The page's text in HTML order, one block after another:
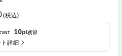
(税込)
10pt獲得
詳細